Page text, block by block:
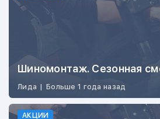
Шиномонтаж. Сезонная
Лида | Больше 1 года назад
АКЦИИ